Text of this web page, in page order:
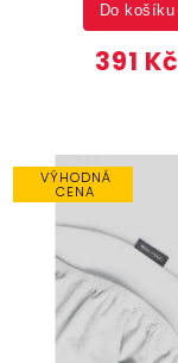
391 Kč
Do košíku
VÝHODNÁ
CENA